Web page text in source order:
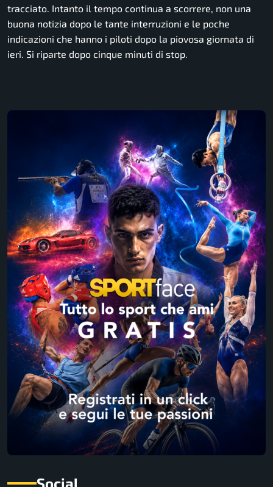
tracciato. Intanto il tempo continua a scorrere, non una
buona notizia dopo le tante interruzioni e le poche
indicazioni che hanno i piloti dopo la piovosa giornata di
ieri. Si riparte dopo cinque minuti di stop.
Social